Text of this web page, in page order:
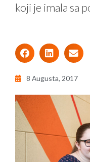
koji je imala sa
8 Augusta, 2017